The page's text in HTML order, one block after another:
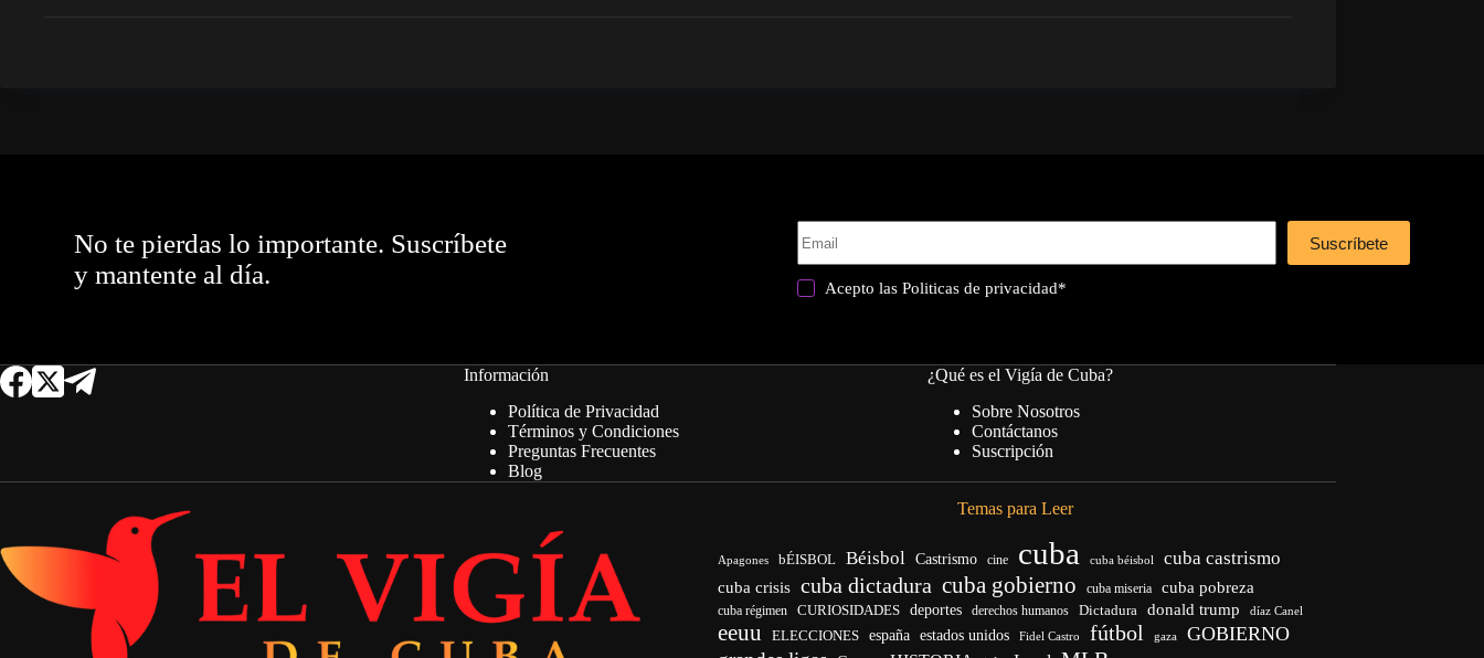
No te pierdas lo importante. Suscríbete
y mantente al día.
Suscríbete
Acepto lasPoliticas de privacidad*
Información
Política de Privacidad
Términos y Condiciones
Preguntas Frecuentes
Blog
¿Qué es el Vigía de Cuba?
Sobre Nosotros
Contáctanos
Suscripción
Temas para Leer
Apagones bÉISBOL Béisbol Castrismo cine cuba cuba béisbol cuba castrismo
cuba crisis cuba dictadura cuba gobierno cuba miseria cuba pobreza
cuba régimen CURIOSIDADES deportes derechos humanos Dictadura donald trump díaz Canel
eeuu ELECCIONES españa estados unidos Fidel Castro fútbol gaza GOBIERNO